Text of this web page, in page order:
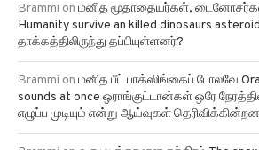
Brammi on மனித மூதாதையர்கள்,
Humanity survive an killed dinosaurs
தாக்கத்திலிருந்து தப்பியுள்ளனர்?
Brammi on மனித பீட் பாக்ஸிங்கைப் போலவே
sounds at once ஒராங்குட்டான்கள் ஒரே
எழுப்ப முடியும் என்று ஆய்வுகள்